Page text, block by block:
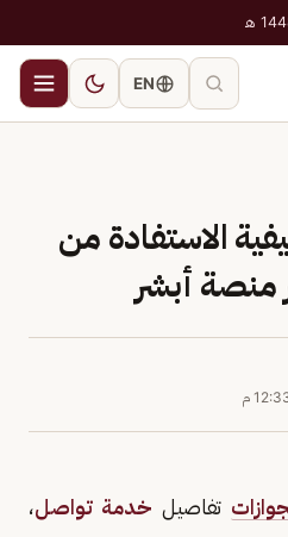
EN
الاستفادة من
أبشر
م
تفاصيل خدمة تواصل،